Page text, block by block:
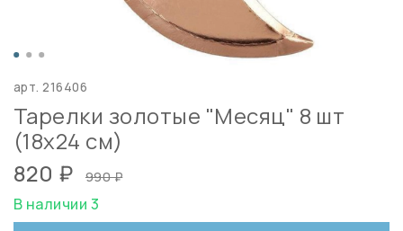
арт.216406
Тарелки золотые "Месяц" 8 шт
(18х24 см)
820 ₽
990 ₽
В наличии 3